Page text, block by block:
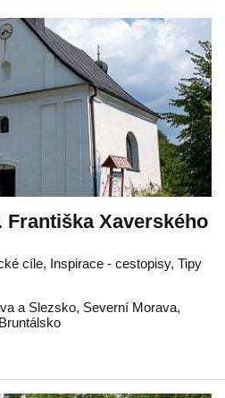
Františka Xaverského
cíle, Inspirace - cestopisy, Tipy
a Slezsko, Severní Morava,
Bruntálsko